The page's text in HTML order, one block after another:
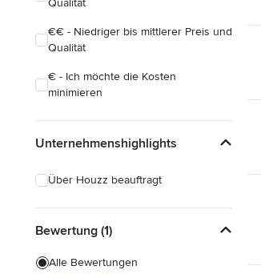
Qualität
€€ - Niedriger bis mittlerer Preis und
Qualität
€ - Ich möchte die Kosten
minimieren
Unternehmenshighlights
Über Houzz beauftragt
Bewertung (1)
Alle Bewertungen